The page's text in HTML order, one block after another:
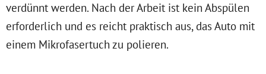
verdünnt werden. Nach der Arbeit ist kein Abspülen
erforderlich und es reicht praktisch aus, das Auto mit
einem Mikrofasertuch zu polieren.